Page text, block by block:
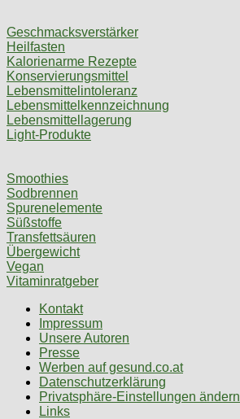
Geschmacksverstärker
Heilfasten
Kalorienarme Rezepte
Konservierungsmittel
Lebensmittelintoleranz
Lebensmittelkennzeichnung
Lebensmittellagerung
Light-Produkte
Smoothies
Sodbrennen
Spurenelemente
Süßstoffe
Transfettsäuren
Übergewicht
Vegan
Vitaminratgeber
Kontakt
Impressum
Unsere Autoren
Presse
Werben auf gesund.co.at
Datenschutzerklärung
Privatsphäre-Einstellungen ändern
Links